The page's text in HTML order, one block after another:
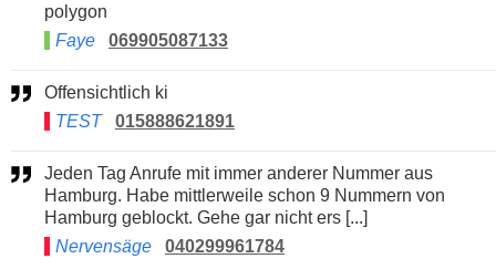
polygon
Faye
069905087133
Offensichtlich ki
TEST
015888621891
Jeden Tag Anrufe mit immer anderer Nummer aus
Hamburg. Habe mittlerweile schon 9 Nummern von
Hamburg geblockt. Gehe gar nicht ers [...]
Nervensäge
040299961784